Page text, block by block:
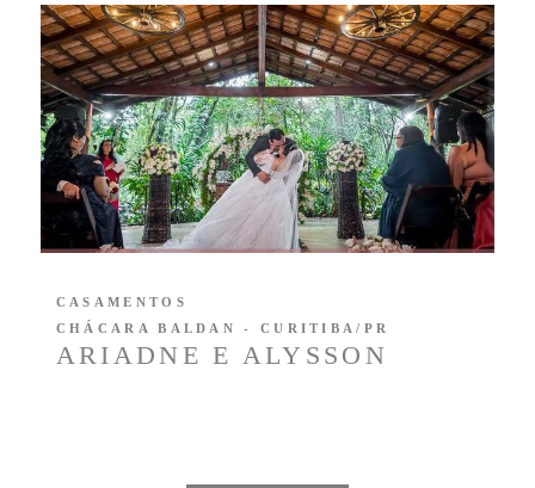
ARIADNE E ALYSSON
CASAMENTOS
CHÁCARA BALDAN - CURITIBA/PR